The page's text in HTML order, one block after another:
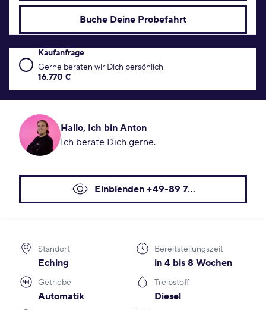
Buche Deine Probefahrt
Kaufanfrage Konditionen
Kaufanfrage
Gerne beraten wir Dich persönlich.
16.770 €
Hallo, Ich bin Anton
Ich berate Dich gerne.
Einblenden +49-89 7...
Standort
Eching
Bereitstellungszeit
in 4 bis 8 Wochen
Getriebe
Automatik
Treibstoff
Diesel